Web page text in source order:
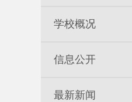
学校概况
信息公开
最新新闻